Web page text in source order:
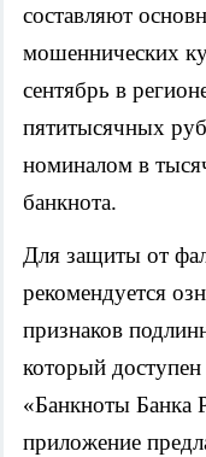
составляют
мошеннических
сентябрь в
пятитысячных
номиналом в
банкнота.
Для защиты от
рекомендуется
признаков
который
«Банкноты Банка
приложение